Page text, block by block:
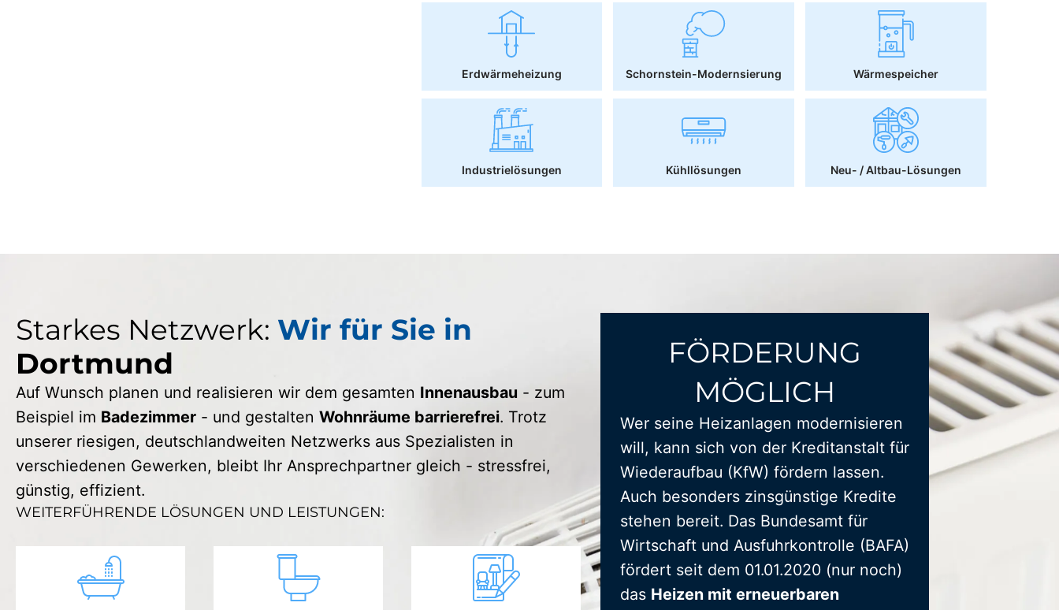
Erdwärmeheizung Schornstein-Modernsierung Wärmespeicher
Industrielösungen Kühllösungen Neu- / Altbau-Lösungen
Starkes Netzwerk: Wir für Sie in
Dortmund
Auf Wunsch planen und realisieren wir dem gesamten Innenausbau - zum
Beispiel im Badezimmer - und gestalten Wohnräume barrierefrei. Trotz
unserer riesigen, deutschlandweiten Netzwerks aus Spezialisten in
verschiedenen Gewerken, bleibt Ihr Ansprechpartner gleich - stressfrei,
günstig, effizient.
WEITERFÜHRENDE LÖSUNGEN UND LEISTUNGEN:
FÖRDERUNG
MÖGLICH
Wer seine Heizanlagen modernisieren
will, kann sich von der Kreditanstalt für
Wiederaufbau (KfW) fördern lassen.
Auch besonders zinsgünstige Kredite
stehen bereit. Das Bundesamt für
Wirtschaft und Ausfuhrkontrolle (BAFA)
fördert seit dem 01.01.2020 (nur noch)
das Heizen mit erneuerbaren